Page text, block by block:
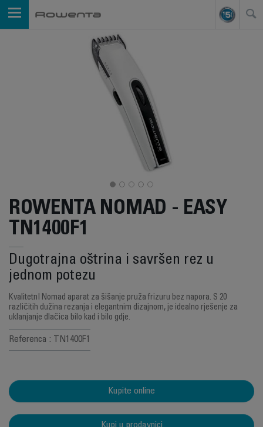
ROWENTA NOMAD - EASY
TN1400F1
Dugotrajna oštrina i savršen rez u
jednom potezu
KvalitetnI Nomad aparat za šišanje pruža frizuru bez napora. S 20
različitih dužina rezanja i elegantnim dizajnom, je idealno rješenje za
uklanjanje dlačica bilo kad i bilo gdje.
Referenca : TN1400F1
Kupite online